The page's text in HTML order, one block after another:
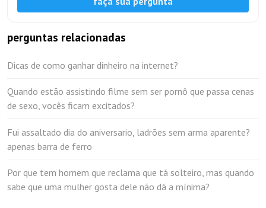
perguntas relacionadas
Dicas de como ganhar dinheiro na internet?
Quando estão assistindo filme sem ser pornô que passa cenas
de sexo, vocês ficam excitados?
Fui assaltado dia do aniversario, ladrões sem arma aparente?
apenas barra de ferro
Por que tem homem que reclama que tá solteiro, mas quando
sabe que uma mulher gosta dele não dá a mínima?